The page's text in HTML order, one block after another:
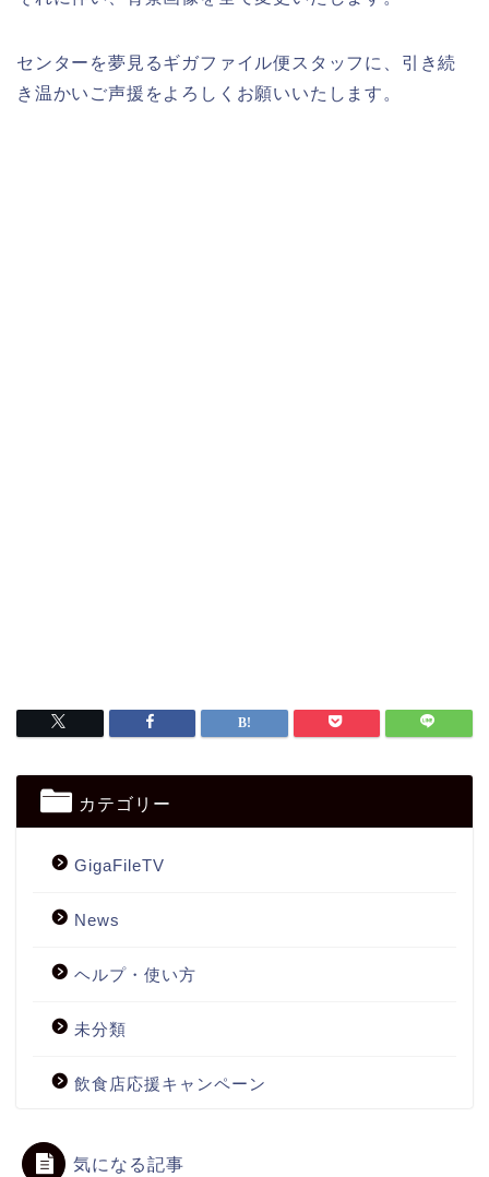
センターを夢見るギガファイル便スタッフに、引き続
き温かいご声援をよろしくお願いいたします。
カテゴリー
GigaFileTV
News
ヘルプ・使い方
未分類
飲食店応援キャンペーン
気になる記事